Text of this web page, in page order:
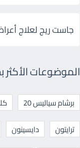
جاست ريج لعلاج
الموضوعات الأكثر
برشام سياليس 20
ترايتون
دايسينون